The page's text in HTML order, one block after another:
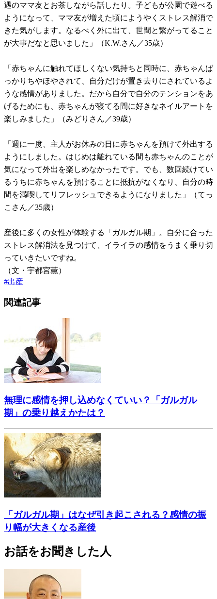
遇のママ友とお茶しながら話したり。子どもが公園で遊べる
ようになって、ママ友が増えた頃にようやくストレス解消で
きた気がします。なるべく外に出て、世間と繋がってること
が大事だなと思いました」（K.W.さん／35歳）
「赤ちゃんに触れてほしくない気持ちと同時に、赤ちゃんば
っかりちやほやされて、自分だけが置き去りにされているよ
うな感情がありました。だから自分で自分のテンションをあ
げるためにも、赤ちゃんが寝てる間に好きなネイルアートを
楽しみました」（みどりさん／39歳）
「週に一度、主人がお休みの日に赤ちゃんを預けて外出する
ようにしました。はじめは離れている間も赤ちゃんのことが
気になって外出を楽しめなかったです。でも、数回続けてい
るうちに赤ちゃんを預けることに抵抗がなくなり、自分の時
間を満喫してリフレッシュできるようになりました」（てっ
こさん／35歳）
産後に多くの女性が体験する「ガルガル期」。自分に合った
ストレス解消法を見つけて、イライラの感情をうまく乗り切
っていきたいですね。
（文・宇都宮薫）
#出産
関連記事
無理に感情を押し込めなくていい？「ガルガル
期」の乗り越えかたは？
「ガルガル期」はなぜ引き起こされる？感情の振
り幅が大きくなる産後
お話をお聞きした人